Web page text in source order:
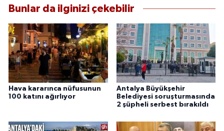
Bunlar da ilginizi çekebilir
Hava kararınca nüfusunun
100 katını ağırlıyor
Antalya Büyükşehir
Belediyesi soruşturmasında
2 şüpheli serbest bırakıldı